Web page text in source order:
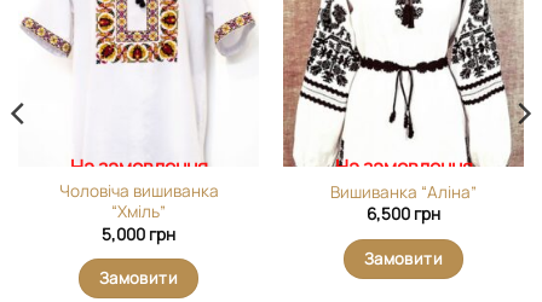
вибране
На замовлення
Чоловіча вишиванка
“Хміль”
5,000 грн
Замовити
вибране
На замовлення
Вишиванка “Аліна”
6,500 грн
Замовити